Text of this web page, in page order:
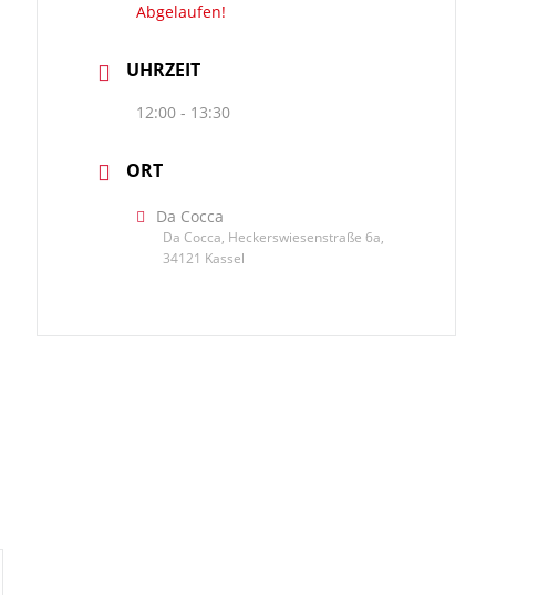
Abgelaufen!
UHRZEIT
12:00 - 13:30
ORT
Da Cocca
Da Cocca, Heckerswiesenstraße 6a,
34121 Kassel